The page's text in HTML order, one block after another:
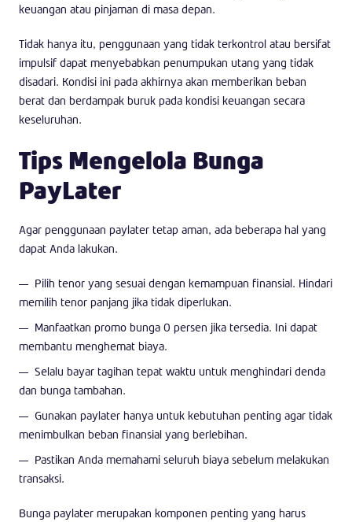
keuangan atau pinjaman di masa depan.
Tidak hanya itu, penggunaan yang tidak terkontrol atau bersifat
impulsif dapat menyebabkan penumpukan utang yang tidak
disadari. Kondisi ini pada akhirnya akan memberikan beban
berat dan berdampak buruk pada kondisi keuangan secara
keseluruhan.
Tips Mengelola Bunga
PayLater
Agar penggunaan paylater tetap aman, ada beberapa hal yang
dapat Anda lakukan.
Pilih tenor yang sesuai dengan kemampuan finansial. Hindari
memilih tenor panjang jika tidak diperlukan.
Manfaatkan promo bunga 0 persen jika tersedia. Ini dapat
membantu menghemat biaya.
Selalu bayar tagihan tepat waktu untuk menghindari denda
dan bunga tambahan.
Gunakan paylater hanya untuk kebutuhan penting agar tidak
menimbulkan beban finansial yang berlebihan.
Pastikan Anda memahami seluruh biaya sebelum melakukan
transaksi.
Bunga paylater merupakan komponen penting yang harus